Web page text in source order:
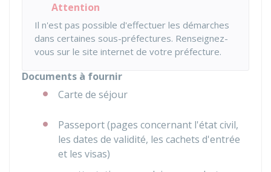
Attention
Il n'est pas possible d'effectuer les démarches
dans certaines sous-préfectures. Renseignez-
vous sur le site internet de votre préfecture.
Documents à fournir
Carte de séjour
Passeport (pages concernant l'état civil,
les dates de validité, les cachets d'entrée
et les visas)